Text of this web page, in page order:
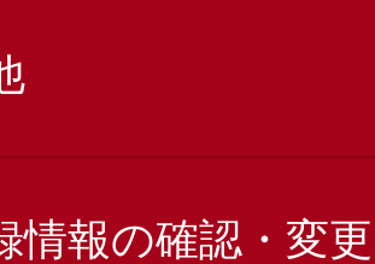
情報の確認・変更